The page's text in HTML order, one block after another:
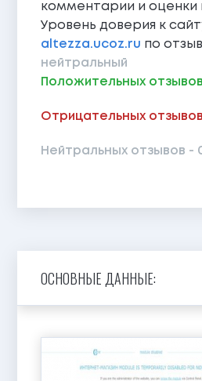
комментарии и оценки
Уровень доверия к
altezza.ucoz.ru по
нейтральный
Положительных
Отрицательных
Нейтральных отзывов -
ОСНОВНЫЕ ДАННЫЕ: